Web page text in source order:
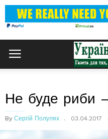
Не буде риби
By Сергій Полулях 03.04.2017